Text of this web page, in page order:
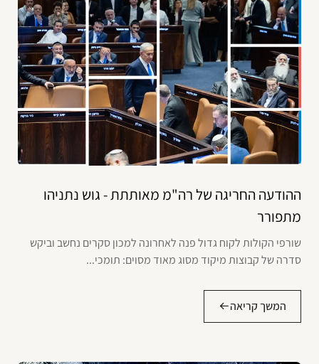
ההודעה החריגה של רה"מ מאותתת - גוש נתניהו
מתפורר
שורפי הקולות לקוח גדול פנה לאחרונה למכון סקרים נחשב וביקש
סדרה של קבוצות מיקוד מסוג מאוד מסוים: תומכי...
המשך קריאה